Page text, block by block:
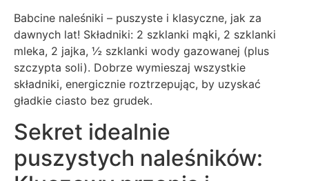
Babcine naleśniki – puszyste i klasyczne, jak za
dawnych lat! Składniki: 2 szklanki mąki, 2 szklanki
mleka, 2 jajka, ½ szklanki wody gazowanej (plus
szczypta soli). Dobrze wymieszaj wszystkie
składniki, energicznie roztrzepując, by uzyskać
gładkie ciasto bez grudek.
Sekret idealnie
puszystych naleśników: